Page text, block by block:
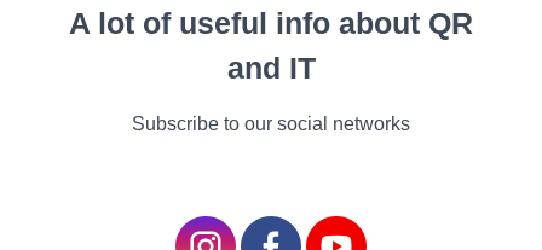
คุณสมบัติของ QR Code สำหรับโซเชียลมีเดียหลาย
A lot of useful info about QR
and IT
Subscribe to our social networks